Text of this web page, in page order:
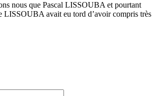
nous que Pascal LISSOUBA et pourtant
avait eu tord d’avoir compris très